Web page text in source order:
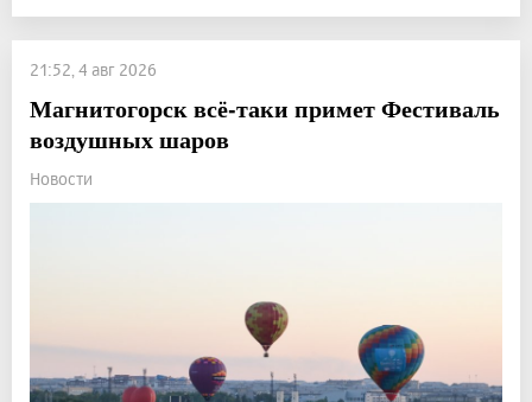
21:52, 4 авг 2026
Магнитогорск всё-таки примет Фестиваль
воздушных шаров
Новости